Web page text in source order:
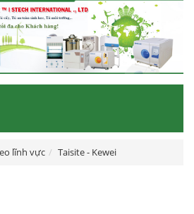
lĩnh vực Taisite - Kewei